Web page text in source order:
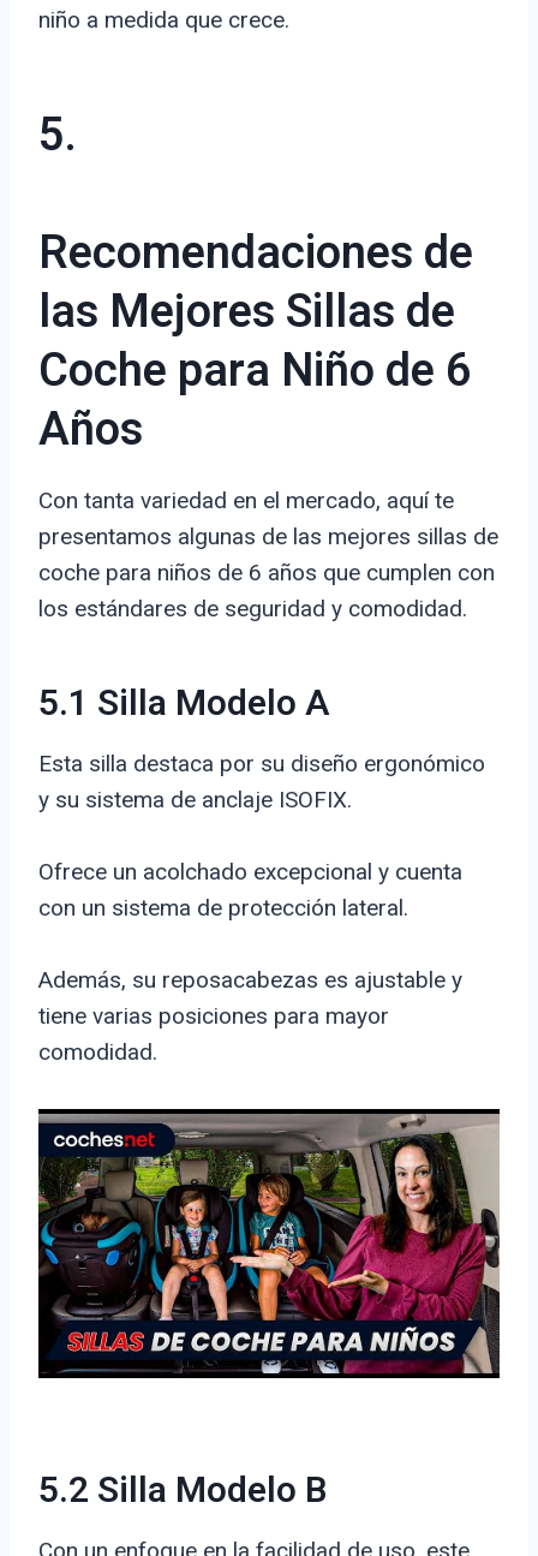
niño a medida que crece.
5.
Recomendaciones de
las Mejores Sillas de
Coche para Niño de 6
Años
Con tanta variedad en el mercado, aquí te
presentamos algunas de las mejores sillas de
coche para niños de 6 años que cumplen con
los estándares de seguridad y comodidad.
5.1 Silla Modelo A
Esta silla destaca por su diseño ergonómico
y su sistema de anclaje ISOFIX.
Ofrece un acolchado excepcional y cuenta
con un sistema de protección lateral.
Además, su reposacabezas es ajustable y
tiene varias posiciones para mayor
comodidad.
5.2 Silla Modelo B